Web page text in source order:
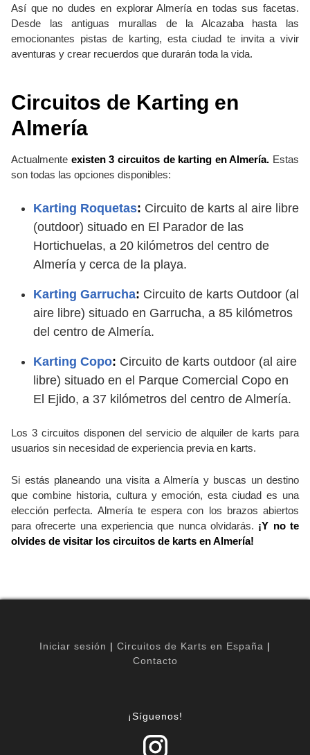
Así que no dudes en explorar Almería en todas sus facetas.
Desde las antiguas murallas de la Alcazaba hasta las
emocionantes pistas de karting, esta ciudad te invita a vivir
aventuras y crear recuerdos que durarán toda la vida.
Circuitos de Karting en
Almería
Actualmente existen 3 circuitos de karting en Almería. Estas
son todas las opciones disponibles:
Karting Roquetas: Circuito de karts al aire libre
(outdoor) situado en El Parador de las
Hortichuelas, a 20 kilómetros del centro de
Almería y cerca de la playa.
Karting Garrucha: Circuito de karts Outdoor (al
aire libre) situado en Garrucha, a 85 kilómetros
del centro de Almería.
Karting Copo: Circuito de karts outdoor (al aire
libre) situado en el Parque Comercial Copo en
El Ejido, a 37 kilómetros del centro de Almería.
Los 3 circuitos disponen del servicio de alquiler de karts para
usuarios sin necesidad de experiencia previa en karts.
Si estás planeando una visita a Almería y buscas un destino
que combine historia, cultura y emoción, esta ciudad es una
elección perfecta. Almería te espera con los brazos abiertos
para ofrecerte una experiencia que nunca olvidarás. ¡Y no te
olvides de visitar los circuitos de karts en Almería!
Iniciar sesión | Circuitos de Karts en España |
Contacto
¡Síguenos!